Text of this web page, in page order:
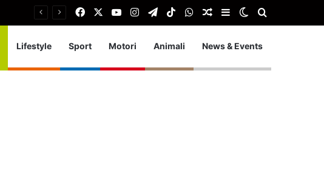
FacebookYou TubeInstagram
TelegramTikTokWhatsApp
Articolo Random
Barra laterale
Cambia aspetto
Lifestyle Sport Motori Animali News & Events